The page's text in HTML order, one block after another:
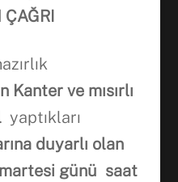
ÇAĞRI
Kanter ve mısırlı
yaptıkları
ına duyarlı olan
günü saat